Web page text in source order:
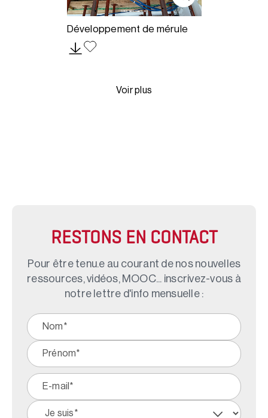
Développement de mérule
Voir plus
RESTONS EN CONTACT
Pour être tenu.e au courant de nos nouvelles
ressources, vidéos, MOOC... inscrivez-vous à
notre lettre d'info mensuelle :